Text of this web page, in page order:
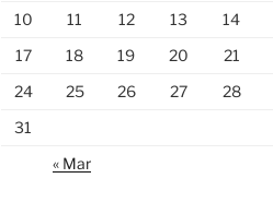
10
11 12 13 14
17
18 19 20 21
24
25 26 27 28
31
« Mar